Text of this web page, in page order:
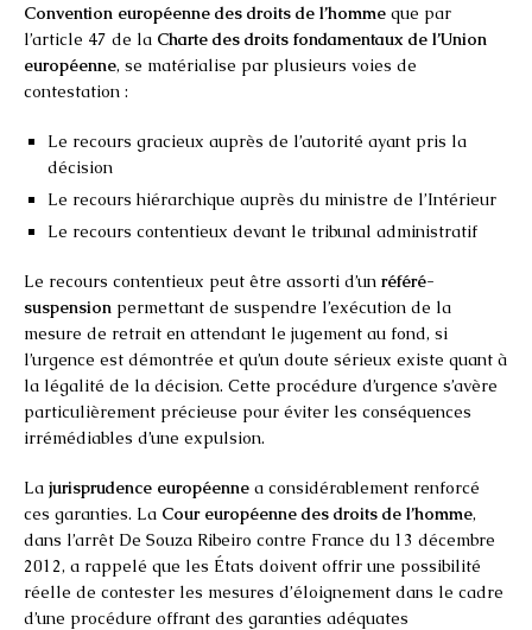
Convention européenne des droits de l’homme que par
l’article 47 de la Charte des droits fondamentaux de l’Union
européenne, se matérialise par plusieurs voies de
contestation :
Le recours gracieux auprès de l’autorité ayant pris la
décision
Le recours hiérarchique auprès du ministre de l’Intérieur
Le recours contentieux devant le tribunal administratif
Le recours contentieux peut être assorti d’un référé-
suspension permettant de suspendre l’exécution de la
mesure de retrait en attendant le jugement au fond, si
l’urgence est démontrée et qu’un doute sérieux existe quant à
la légalité de la décision. Cette procédure d’urgence s’avère
particulièrement précieuse pour éviter les conséquences
irrémédiables d’une expulsion.
La jurisprudence européenne a considérablement renforcé
ces garanties. La Cour européenne des droits de l’homme,
dans l’arrêt De Souza Ribeiro contre France du 13 décembre
2012, a rappelé que les États doivent offrir une possibilité
réelle de contester les mesures d’éloignement dans le cadre
d’une procédure offrant des garanties adéquates